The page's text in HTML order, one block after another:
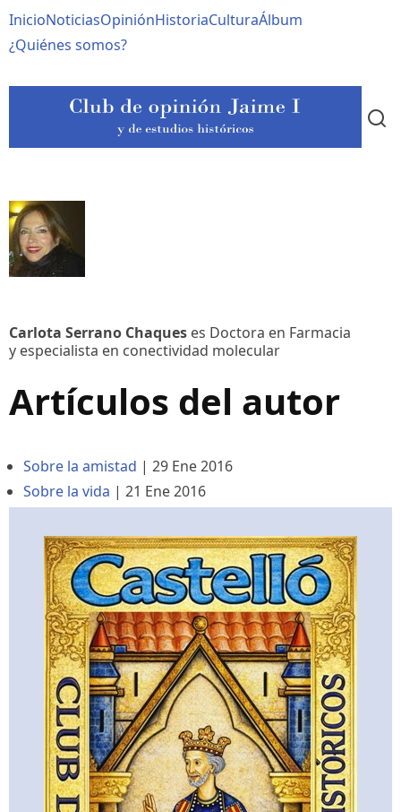
al
contenido
Navegación
principal
InicioNoticiasOpiniónHistoriaCulturaÁlbum
¿Quiénes somos?
Carlota Serrano Chaques es Doctora en Farmacia
y especialista en conectividad molecular
Artículos del autor
Sobre la amistad | 29 Ene 2016
Sobre la vida | 21 Ene 2016